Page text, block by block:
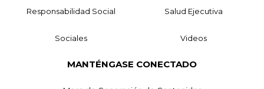
Responsabilidad Social Salud Ejecutiva
Sociales Videos
MANTÉNGASE CONECTADO